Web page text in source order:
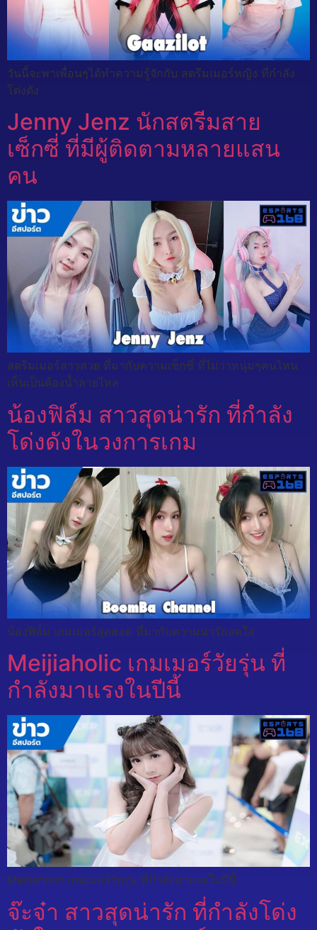
วันนี้จะพาเพื่อนๆได้ทำความรู้จักกับ สตรีมเมอร์หญิง ที่กำลัง
โด่งดัง
Jenny Jenz นักสตรีมสาย
เซ็กซี่ ที่มีผู้ติดตามหลายแสน
คน
สตรีมเมอร์สาวสวย ที่มากับความเซ็กซี่ ที่ไม่ว่าหนุ่มๆคนไหน
เห็นเป็นต้องน้ำลายไหล
น้องฟิล์ม สาวสุดน่ารัก ที่กำลัง
โด่งดังในวงการเกม
น้องฟิล์ม เกมเมอร์สุดฮอต ที่มากับความน่ารักสดใส
Meijiaholic เกมเมอร์วัยรุ่น ที่
กำลังมาแรงในปีนี้
Meijiaholic เกมเมอร์วัยรุ่น ที่กำลังมาแรงในปีนี้
จ๊ะจ๋า สาวสุดน่ารัก ที่กำลังโด่ง